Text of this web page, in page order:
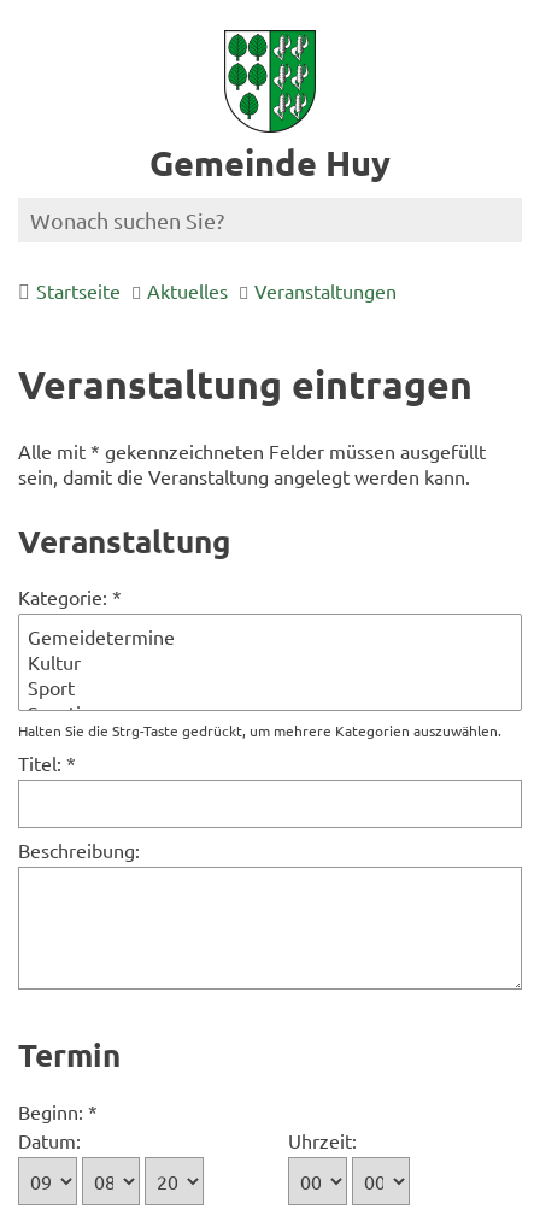
Gemeinde Huy
Startseite Aktuelles Veranstaltungen
Veranstaltung eintragen
Alle mit * gekennzeichneten Felder müssen ausgefüllt
sein, damit die Veranstaltung angelegt werden kann.
Veranstaltung
Kategorie: *
Halten Sie die Strg-Taste gedrückt, um mehrere Kategorien auszuwählen.
Titel: *
Beschreibung:
Termin
Beginn: *
Datum:
Uhrzeit: